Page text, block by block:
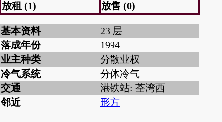
放租 (1) 放售 (0)
基本资料
23 层
落成年份
1994
业主种类
分散业权
冷气系统
分体冷气
交通
港铁站: 荃湾西
邻近
形方